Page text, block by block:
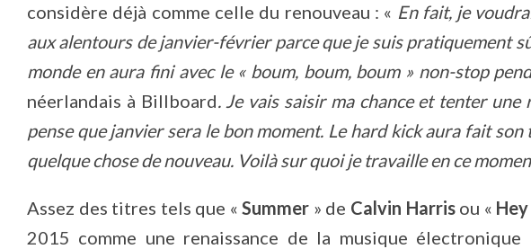
considère déjà comme celle du renouveau : « En fait, je
aux alentours de janvier-février parce que je suis pratiquement
monde en aura fini avec le « boum, boum, boum » non-stop
néerlandais à Billboard. Je vais saisir ma chance et tenter
pense que janvier sera le bon moment. Le hard kick aura fait son
quelque chose de nouveau. Voilà sur quoi je travaille en ce
Assez des titres tels que « Summer » de Calvin Harrisou «
2015 comme une renaissance de la musique électronique